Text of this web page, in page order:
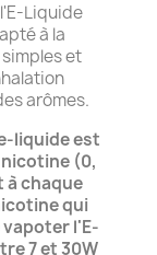
Liquide
à la
et
arômes.
liquide est
(0,
à chaque
qui
l'E-
7 et 30W